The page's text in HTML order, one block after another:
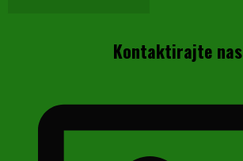
Kontaktirajte nas